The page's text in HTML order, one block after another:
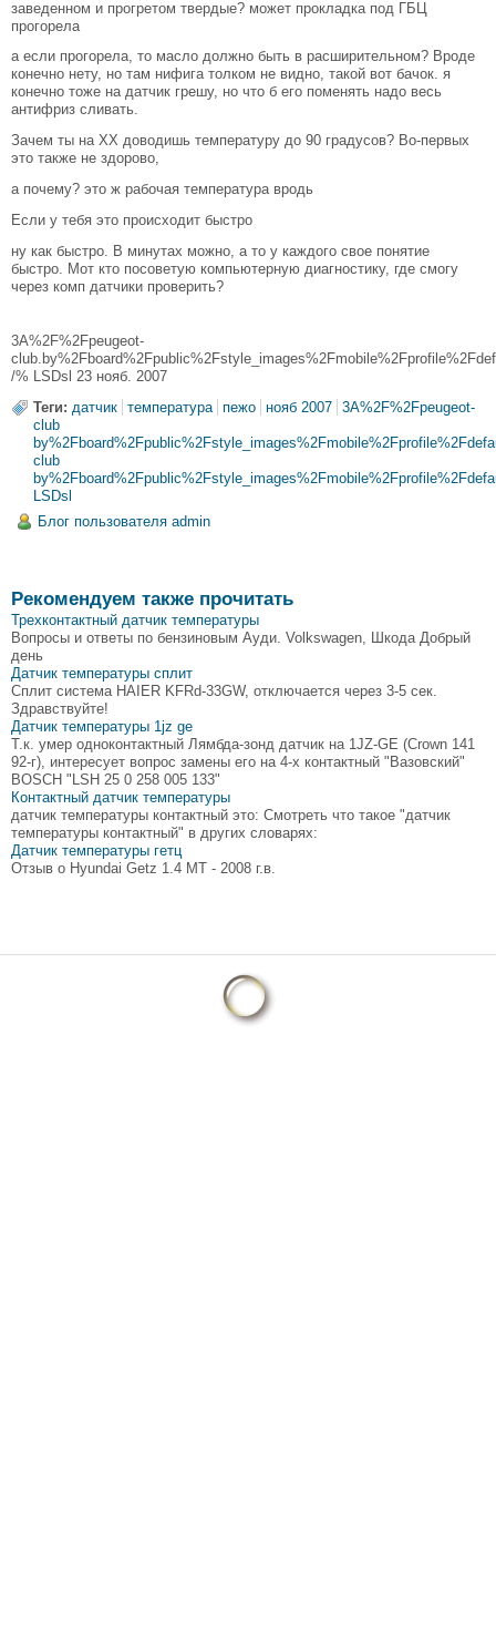
заведенном и прогретом твердые? может прокладка под ГБЦ
прогорела
а если прогорела, то масло должно быть в расширительном? Вроде
конечно нету, но там нифига толком не видно, такой вот бачок. я
конечно тоже на датчик грешу, но что б его поменять надо весь
антифриз сливать.
Зачем ты на ХХ доводишь температуру до 90 градусов? Во-первых
это также не здорово,
а почему? это ж рабочая температура вродь
Если у тебя это происходит быстро
ну как быстро. В минутах можно, а то у каждого свое понятие
быстро. Мот кто посоветую компьютерную диагностику, где смогу
через комп датчики проверить?
3A%2F%2Fpeugeot-
/% LSDsl 23 нояб. 2007
Теги: датчик температура пежо нояб 2007 3A%2F%2Fpeugeot-
club
club
LSDsl
Блог пользователя admin
Рекомендуем также прочитать
Трехконтактный датчик температуры
Вопросы и ответы по бензиновым Ауди. Volkswagen, Шкода Добрый
день
Датчик температуры сплит
Сплит система HAIER KFRd-33GW, отключается через 3-5 сек.
Здравствуйте!
Датчик температуры 1jz ge
Т.к. умер одноконтактный Лямбда-зонд датчик на 1JZ-GE (Crown 141
92-г), интересует вопрос замены его на 4-х контактный "Вазовский"
BOSCH "LSH 25 0 258 005 133"
Контактный датчик температуры
датчик температуры контактный это: Смотреть что такое "датчик
температуры контактный" в других словарях:
Датчик температуры гетц
Отзыв о Hyundai Getz 1.4 MT - 2008 г.в.